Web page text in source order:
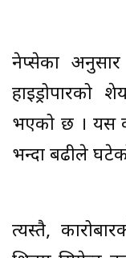
नेप्सेका
हाइड्रोपारको
भएको छ । यस
भन्दा बढीले
त्यस्तै,